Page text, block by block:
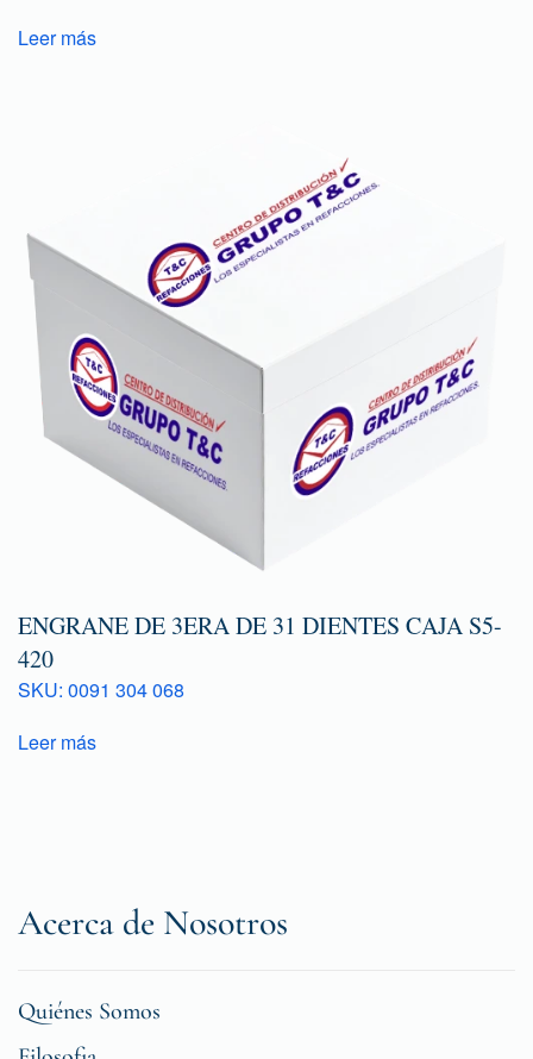
Leer más
ENGRANE DE 3ERA DE 31 DIENTES CAJA S5-
420
SKU: 0091 304 068
Leer más
Acerca de Nosotros
Quiénes Somos